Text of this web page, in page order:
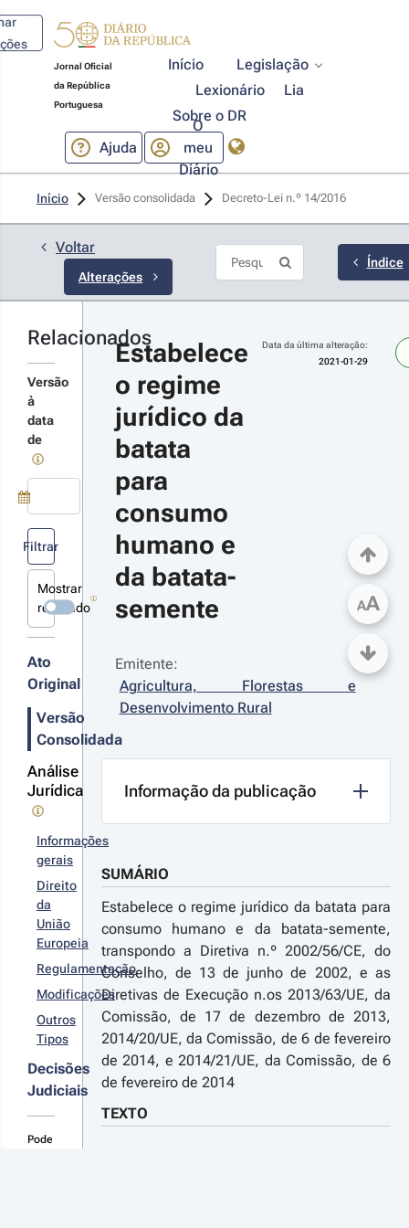
Jornal Oficial
da República
Portuguesa
Início
Legislação
Lexionário
Lia
Sobre o DR
Ajuda
O
meu
Diário
Início Versão consolidada Decreto-Lei n.º 14/2016
Voltar
Alterações
Lei n.º
- 1.ª
o Regime
detalhes
alterações
09-
-
e
o
da
03-
2016 -
Índice
Relacionados
Versão
à
data
de
Use a tecla de seta para baixo para abrir o calendário; Use as
Filtrar
Mostrar
revogado
Ato
Original
Versão
Consolidada
Análise
Jurídica
Informações
gerais
Direito
da
União
Europeia
Regulamentação
Modificações
Outros
Tipos
Decisões
Judiciais
Pode
Estabelece
o regime
jurídico da
batata
para
consumo
humano e
da batata-
semente
Data da última alteração:
2021-01-29
Emitente:
Agricultura, Florestas e
Desenvolvimento Rural
Informação da publicação
SUMÁRIO
Estabelece o regime jurídico da batata para
consumo humano e da batata-semente,
transpondo a Diretiva n.º 2002/56/CE, do
Conselho, de 13 de junho de 2002, e as
Diretivas de Execução n.os 2013/63/UE, da
Comissão, de 17 de dezembro de 2013,
2014/20/UE, da Comissão, de 6 de fevereiro
de 2014, e 2014/21/UE, da Comissão, de 6
de fevereiro de 2014
TEXTO
AA